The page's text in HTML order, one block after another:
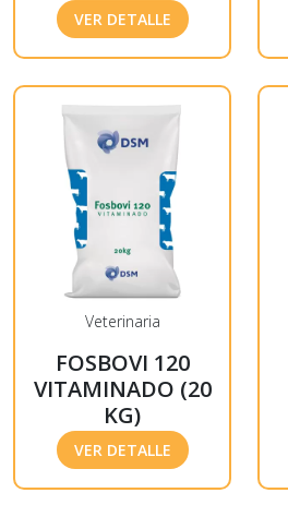
VER DETALLE
Veterinaria
FOSBOVI 120
VITAMINADO (20
KG)
VER DETALLE